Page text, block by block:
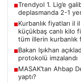
■Trendyol 1. Lig’e
deplasmanda 2-1
■Kurbanlık fiyatları il
küçükbaş canlı kilo
tüm illerin kurbanlık
■Bakan Işıkhan
protokolü imzalandı
■MASAK’tan Ahbap
yaptı?